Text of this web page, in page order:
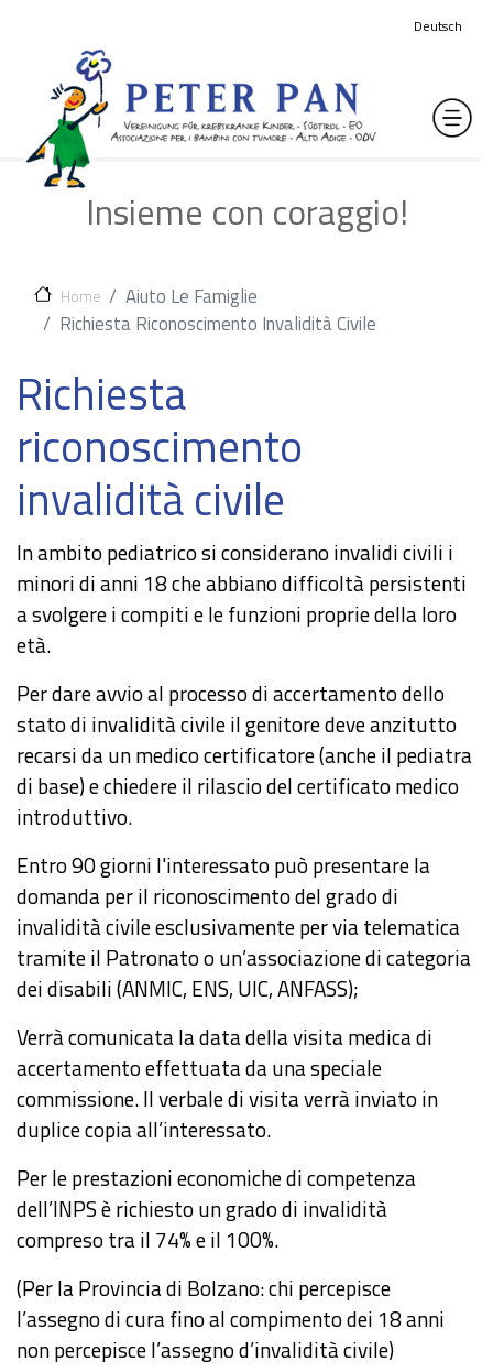
Deutsch
Insieme con coraggio!
Home
Aiuto Le Famiglie
Richiesta Riconoscimento Invalidità Civile
Richiesta
riconoscimento
invalidità civile
In ambito pediatrico si considerano invalidi civili i
minori di anni 18 che abbiano difficoltà persistenti
a svolgere i compiti e le funzioni proprie della loro
età.
Per dare avvio al processo di accertamento dello
stato di invalidità civile il genitore deve anzitutto
recarsi da un medico certificatore (anche il pediatra
di base) e chiedere il rilascio del certificato medico
introduttivo.
Entro 90 giorni l'interessato può presentare la
domanda per il riconoscimento del grado di
invalidità civile esclusivamente per via telematica
tramite il Patronato o un’associazione di categoria
dei disabili (ANMIC, ENS, UIC, ANFASS);
Verrà comunicata la data della visita medica di
accertamento effettuata da una speciale
commissione. Il verbale di visita verrà inviato in
duplice copia all’interessato.
Per le prestazioni economiche di competenza
dell’INPS è richiesto un grado di invalidità
compreso tra il 74% e il 100%.
(Per la Provincia di Bolzano: chi percepisce
l’assegno di cura fino al compimento dei 18 anni
non percepisce l’assegno d’invalidità civile)